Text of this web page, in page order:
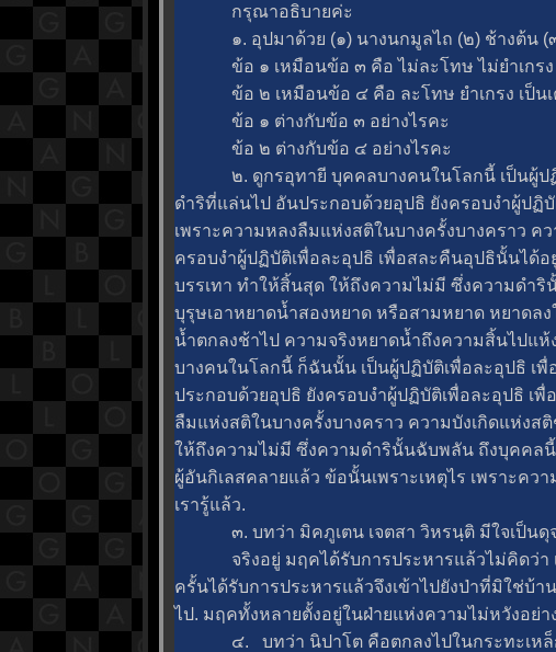
กรุณาอธิบายค่ะ
๑. อุปมาด้วย (๑) นางนกมูลไถ (๒) ช้างต้น (
ข้อ ๑ เหมือนข้อ ๓ คือ ไม่ละโทษ ไม่ยำเกรง เ
ข้อ ๒ เหมือนข้อ ๔ คือ ละโทษ ยำเกรง เป็นเ
ข้อ ๑ ต่างกับข้อ ๓ อย่างไรคะ
ข้อ ๒ ต่างกับข้อ ๔ อย่างไรคะ
๒. ดูกรอุทายี บุคคลบางคนในโลกนี้ เป็นผู้ปฏิ
ดำริที่แล่นไป อันประกอบด้วยอุปธิ ยังครอบงำผู้ปฏิ
เพราะความหลงลืมแห่งสติในบางครั้งบางคราว ค
ครอบงำผู้ปฏิบัติเพื่อละอุปธิ เพื่อสละคืนอุปธินั้นได้อ
บรรเทา ทำให้สิ้นสุด ให้ถึงความไม่มี ซึ่งความดำ
บุรุษเอาหยาดน้ำสองหยาด หรือสามหยาด หยาดล
น้ำตกลงช้าไป ความจริงหยาดน้ำถึงความสิ้นไปแ
บางคนในโลกนี้ ก็ฉันนั้น เป็นผู้ปฏิบัติเพื่อละอุปธิ เ
ประกอบด้วยอุปธิ ยังครอบงำผู้ปฏิบัติเพื่อละอุปธิ เ
ลืมแห่งสติในบางครั้งบางคราว ความบังเกิดแห่งส
ห้ถึงความไม่มี ซึ่งความดำรินั้นฉับพลัน ถึงบุคคลนี้
ผู้อันกิเลสคลายแล้ว ข้อนั้นเพราะเหตุไร เพราะค
เรารู้แล้ว.
๓. บทว่า มิคภูเตน เจตสา วิหรนฺติ มีใจเป็นดุจ
จริงอยู่ มฤคได้รับการประหารแล้วไม่คิดว่า เ
ครั้นได้รับการประหารแล้วจึงเข้าไปยังป่าที่มิใช่บ้
ไป. มฤคทั้งหลายตั้งอยู่ในฝ่ายแห่งความไม่หวังอย่า
๔. บทว่า นิปาโต คือตกลงไปในกระทะเหล็ก.